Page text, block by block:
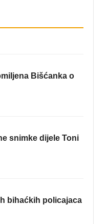
Bišćanka o
snimke dijele Toni
bihaćkih policajaca